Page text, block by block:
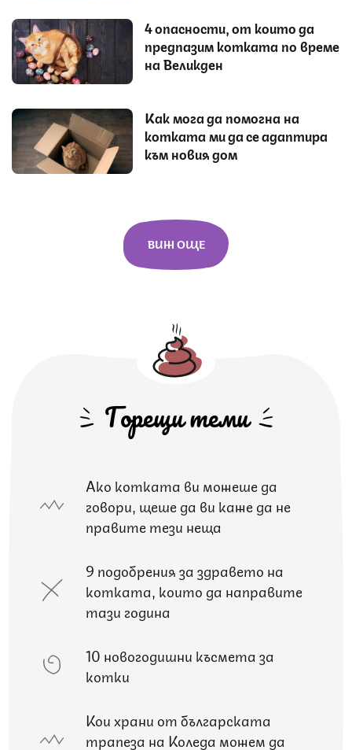
4 опасности, от които да
предпазим котката по време
на Великден
Как мога да помогна на
котката ми да се адаптира
към новия дом
ВИЖ ОЩЕ
Горещи теми
Ако котката ви можеше да
говори, щеше да ви каже да не
правите тези неща
9 подобрения за здравето на
котката, които да направите
тази година
10 новогодишни късмета за
котки
Кои храни от българската
трапеза на Коледа можем да